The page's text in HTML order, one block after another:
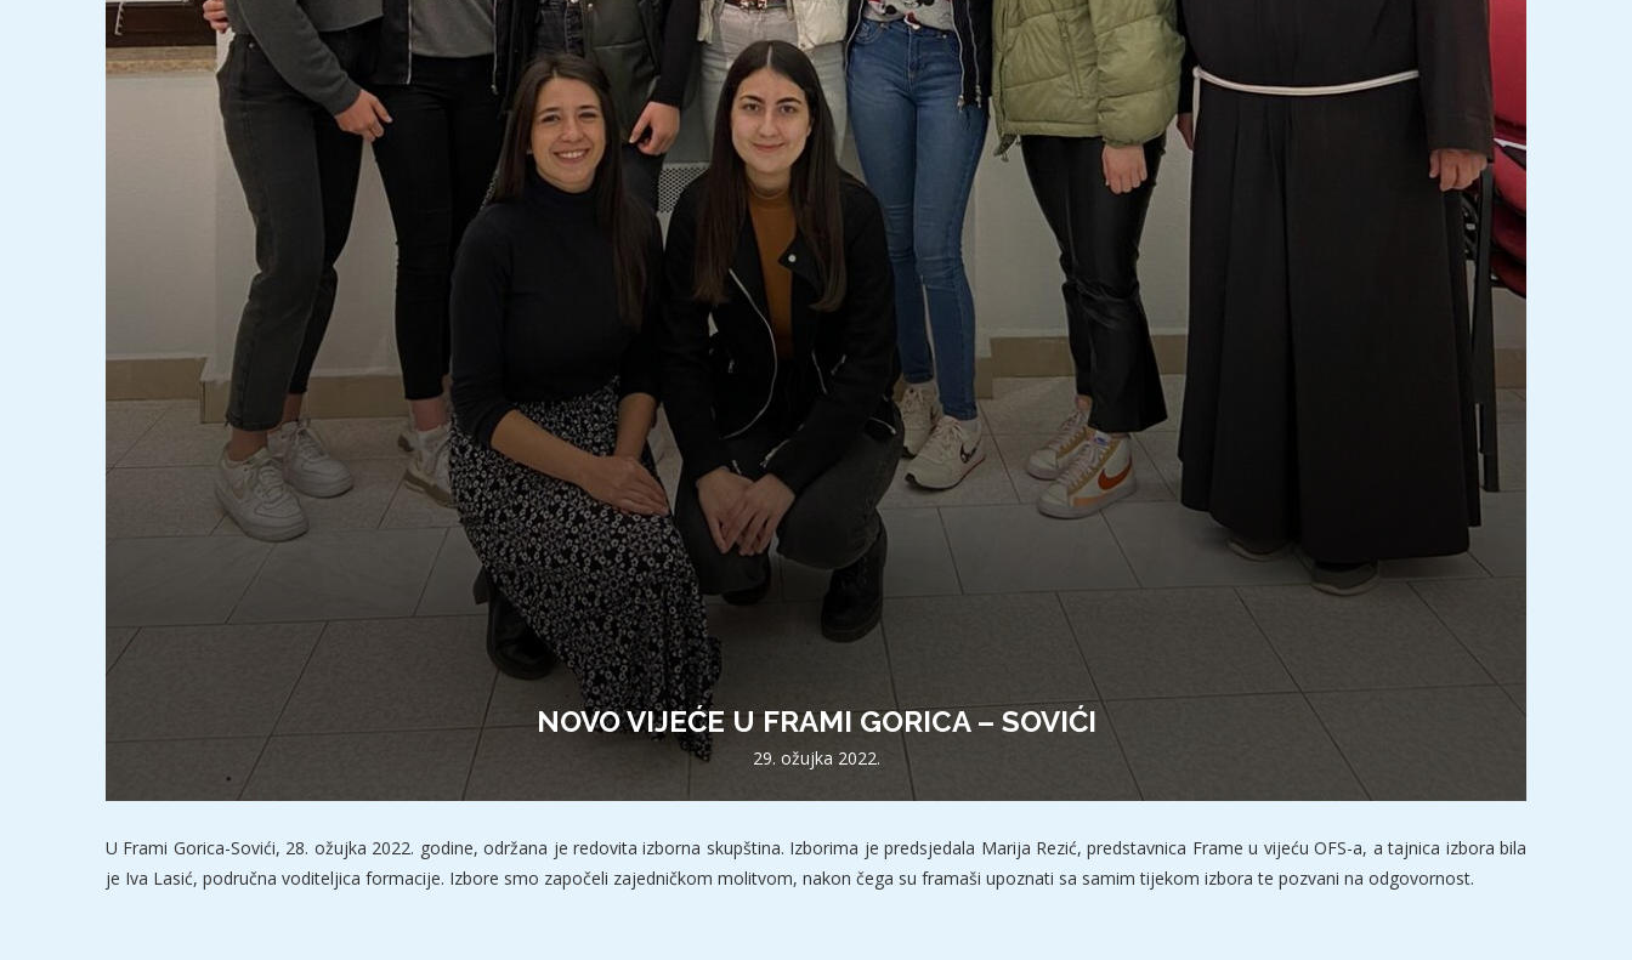
NOVO VIJEĆE U FRAMI GORICA – SOVIĆI
29. ožujka 2022.
U Frami Gorica-Sovići, 28. ožujka 2022. godine, održana je redovita izborna skupština. Izborima je predsjedala Marija Rezić, predstavnica Frame u vijeću OFS-a, a tajnica izbora bila
je Iva Lasić, područna voditeljica formacije. Izbore smo započeli zajedničkom molitvom, nakon čega su framaši upoznati sa samim tijekom izbora te pozvani na odgovornost.